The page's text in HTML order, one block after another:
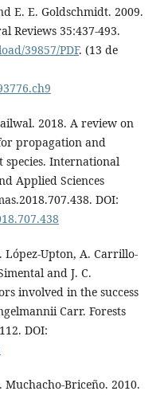
E. E. Goldschmidt. 2009.
Reviews 35:437-493.
39857/PDF. (13 de
2018. A review on
propagation and
species. International
Applied Sciences
DOI:
López-Upton, A. Carrillo-
and J. C.
involved in the success
Carr. Forests
DOI:
Muchacho-Briceño. 2010.